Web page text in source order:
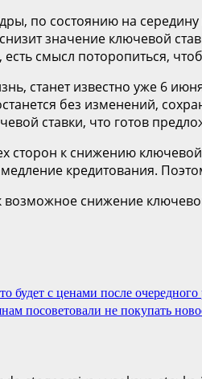
по состоянию на середину
значение ключевой
смысл поторопиться,
станет известно уже 6
без изменений,
ставки, что готов
сторон к снижению
кредитования.
возможное снижение
будет с ценами после
посоветовали не покупать